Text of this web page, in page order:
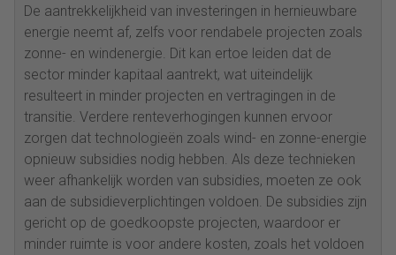
De aantrekkelijkheid van investeringen in hernieuwbare
energie neemt af, zelfs voor rendabele projecten zoals
zonne- en windenergie. Dit kan ertoe leiden dat de
sector minder kapitaal aantrekt, wat uiteindelijk
resulteert in minder projecten en vertragingen in de
transitie. Verdere renteverhogingen kunnen ervoor
zorgen dat technologieën zoals wind- en zonne-energie
opnieuw subsidies nodig hebben. Als deze technieken
weer afhankelijk worden van subsidies, moeten ze ook
aan de subsidieverplichtingen voldoen. De subsidies zijn
gericht op de goedkoopste projecten, waardoor er
minder ruimte is voor andere kosten, zoals het voldoen